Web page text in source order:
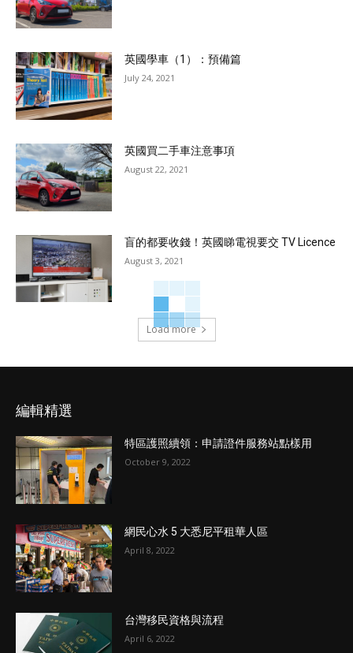
英國學車（1）：預備篇
July 24, 2021
英國買二手車注意事項
August 22, 2021
盲的都要收錢！英國睇電視要交 TV Licence
August 3, 2021
Load more
編輯精選
特區護照續領：申請證件服務站點樣用
October 9, 2022
網民心水 5 大悉尼平租華人區
April 8, 2022
台灣移民資格與流程
April 6, 2022